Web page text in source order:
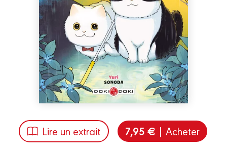
Lire un extrait 7,95 € | Acheter